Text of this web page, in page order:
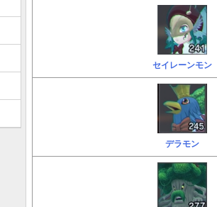
セイレーンモン
デラモン